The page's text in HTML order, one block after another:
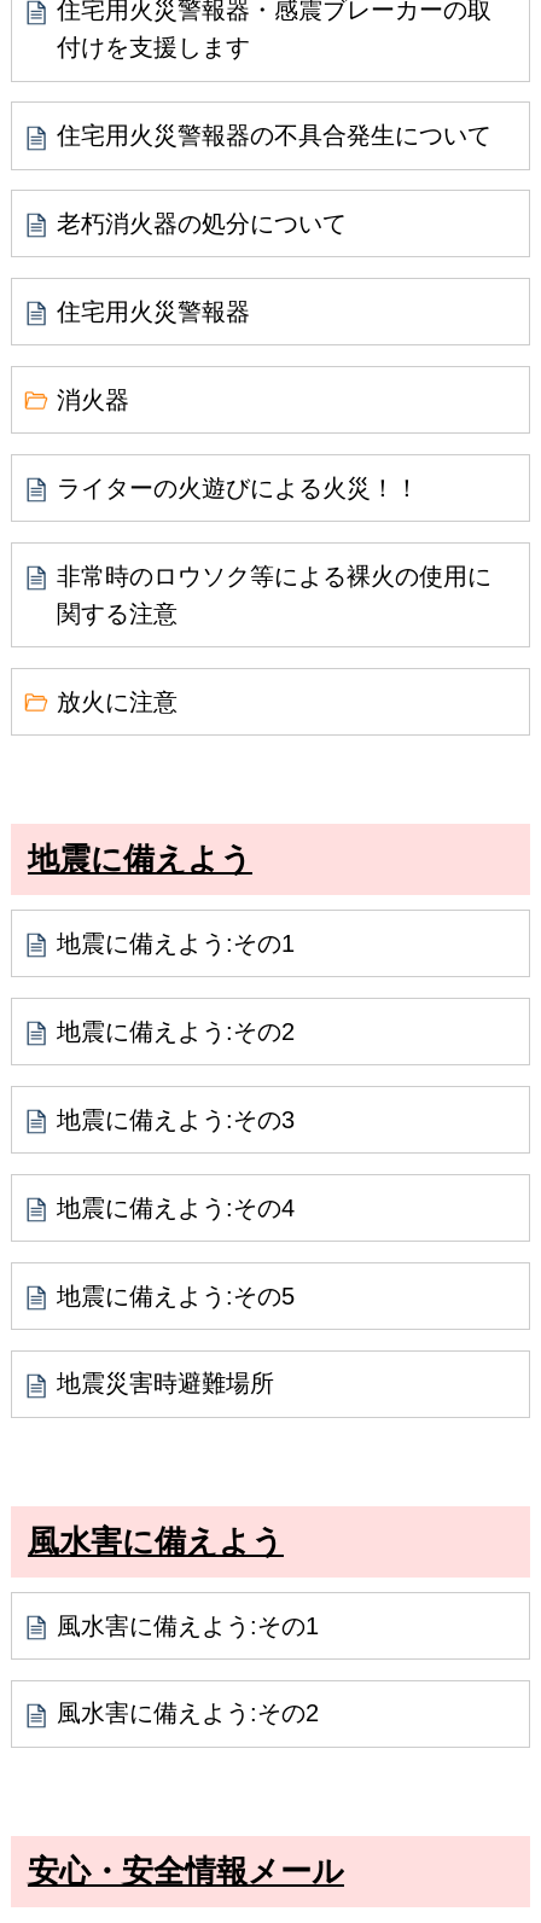
住宅用火災警報器・感震ブレーカーの取
付けを支援します
住宅用火災警報器の不具合発生について
老朽消火器の処分について
住宅用火災警報器
消火器
ライターの火遊びによる火災！！
非常時のロウソク等による裸火の使用に
関する注意
放火に注意
地震に備えよう
地震に備えよう:その1
地震に備えよう:その2
地震に備えよう:その3
地震に備えよう:その4
地震に備えよう:その5
地震災害時避難場所
風水害に備えよう
風水害に備えよう:その1
風水害に備えよう:その2
安心・安全情報メール